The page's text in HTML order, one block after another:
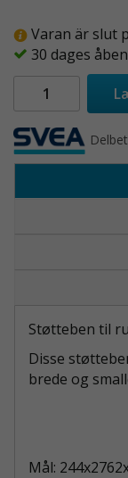
Varan är slut
30 dages
Støtteben til
Disse
brede og
Mål: